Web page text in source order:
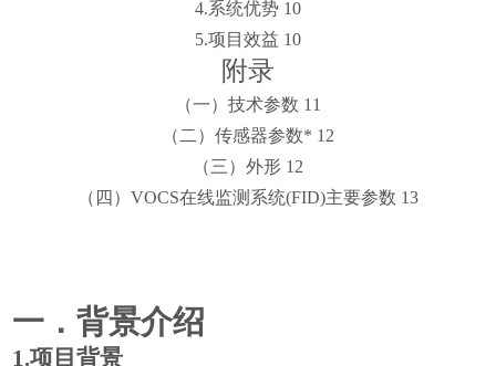
4.系统优势 10
5.项目效益 10
附录
（一）技术参数 11
（二）传感器参数* 12
（三） 外形 12
（四） VOCS在线监测系统(FID)主要参数 13
一．背景介绍
1.项目背景